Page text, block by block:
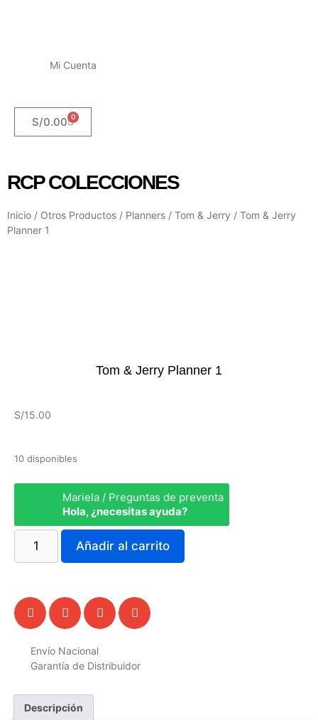
Mi Cuenta
S/0.00 0
RCP COLECCIONES
Inicio / Otros Productos / Planners / Tom & Jerry / Tom & Jerry
Planner 1
Tom & Jerry Planner 1
S/15.00
10 disponibles
Mariela / Preguntas de preventa
Hola, ¿necesitas ayuda?
Añadir al carrito
Envío Nacional
Garantía de Distribuidor
Descripción